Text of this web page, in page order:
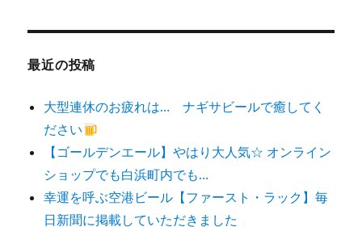
象:
最近の投稿
大型連休のお疲れは… ナギサビールで癒してく
ださい
【ゴールデンエール】やはり大人気☆ オンライン
ショップでも白浜町内でも…
幸運を呼ぶ空港ビール【ファースト・ラック】毎
日新聞に掲載していただきました